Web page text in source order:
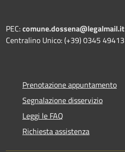
PEC:comune.dossena@legalmail.it
Centralino Unico: (+39) 0345 49413
Prenotazione appuntamento
Segnalazione disservizio
Leggi le FAQ
Richiesta assistenza